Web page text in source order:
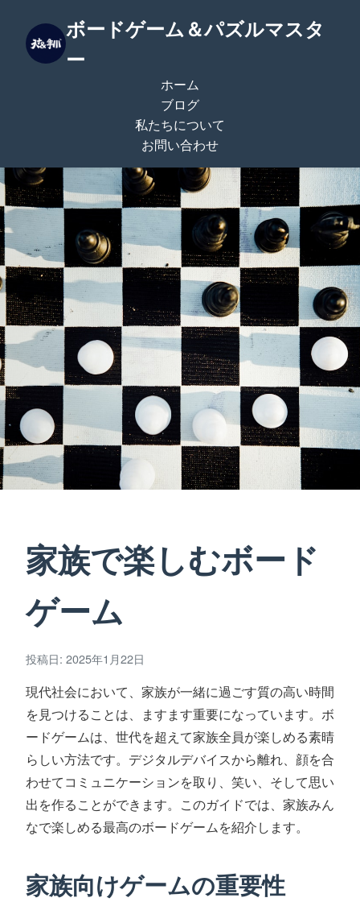
ボードゲーム＆パズルマスタ
ー
ホーム
ブログ
私たちについて
お問い合わせ
家族で楽しむボード
ゲーム
投稿日: 2025年1月22日
現代社会において、家族が一緒に過ごす質の高い時間
を見つけることは、ますます重要になっています。ボ
ードゲームは、世代を超えて家族全員が楽しめる素晴
らしい方法です。デジタルデバイスから離れ、顔を合
わせてコミュニケーションを取り、笑い、そして思い
出を作ることができます。このガイドでは、家族みん
なで楽しめる最高のボードゲームを紹介します。
家族向けゲームの重要性